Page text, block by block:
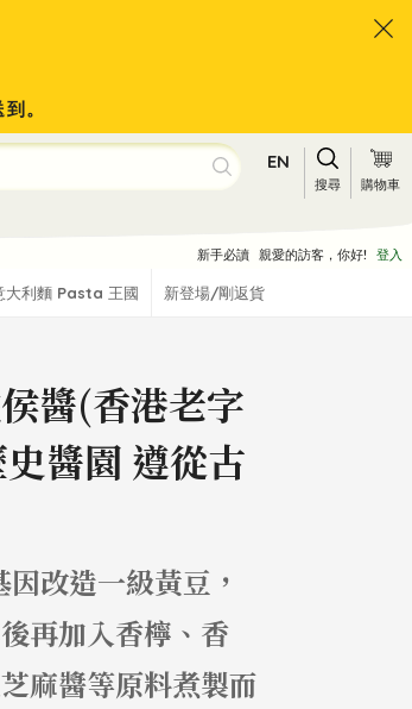
。
EN
搜尋 購物車
新手必讀 親愛的訪客，你好! 登入
大利麵 Pasta 王國 新登場/剛返貨
醬(香港老字
醬園 遵從古
改造一級黃豆，
再加入香檸、香
麻醬等原料煮製而